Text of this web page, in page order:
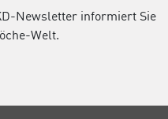
Newsletter informiert Sie
Welt.